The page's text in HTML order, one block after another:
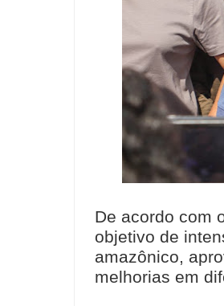
De acordo com
objetivo de
amazônico,
melhorias em